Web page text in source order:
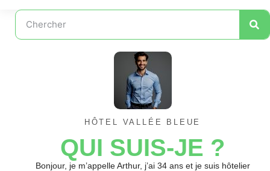
HÔTEL VALLÉE BLEUE
QUI SUIS-JE ?
Bonjour, je m’appelle Arthur, j’ai 34 ans et je suis hôtelier